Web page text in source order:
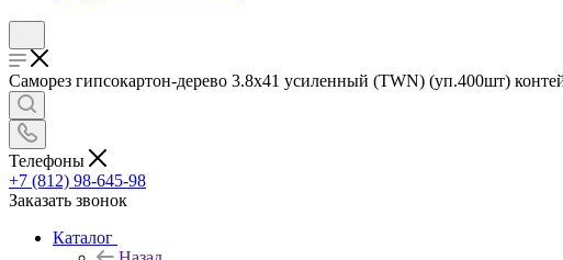
Саморез гипсокартон-дерево 3.8х41 усиленный (TWN) (уп.400шт)
Телефоны
+7 (812) 98-645-98
Заказать звонок
Каталог